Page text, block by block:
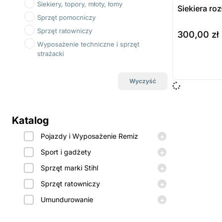
Siekiery, topory, młoty, łomy
Sprzęt pomocniczy
Sprzęt ratowniczy
Wyposażenie techniczne i sprzęt
strażacki
Wyczyść
Katalog
Pojazdy i Wyposażenie Remiz +
Sport i gadżety +
Sprzęt marki Stihl +
Sprzęt ratowniczy +
Umundurowanie +
Siekiera
300,00 zł